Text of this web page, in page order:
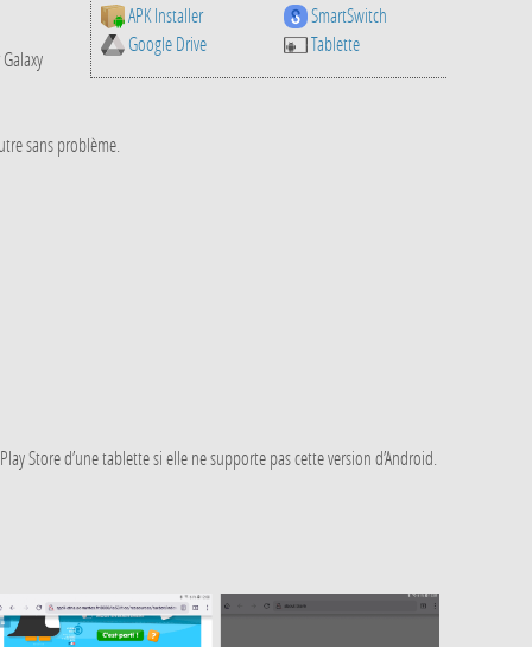
APK Installer
Google Drive
SmartSwitch
Tablette
sans problème.
Store d’une tablette si elle ne supporte pas cette version d’Android.